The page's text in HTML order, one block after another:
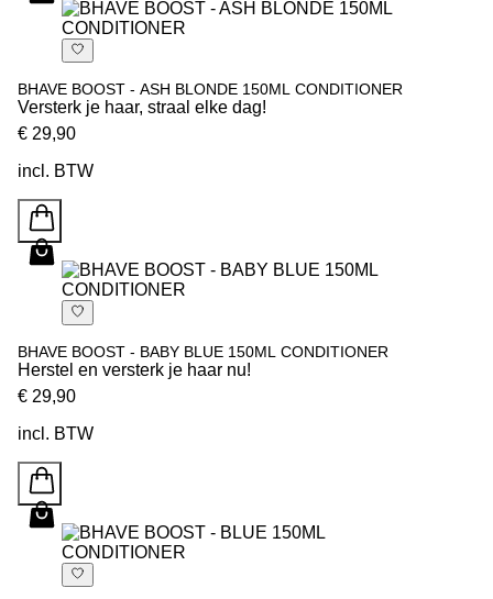
BHAVE BOOST - ASH BLONDE 150ML CONDITIONER
Versterk je haar, straal elke dag!
€ 29,90
incl. BTW
BHAVE BOOST - BABY BLUE 150ML CONDITIONER
Herstel en versterk je haar nu!
€ 29,90
incl. BTW